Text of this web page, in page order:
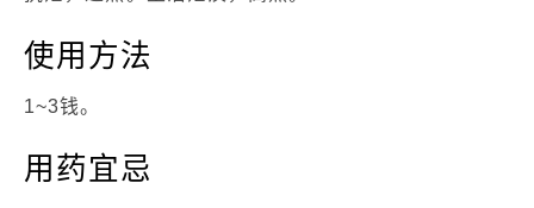
使用方法
1~3钱。
用药宜忌